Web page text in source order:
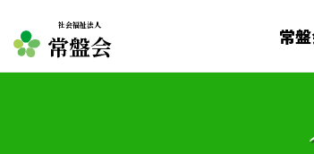
社会福祉法人
常盤会 常